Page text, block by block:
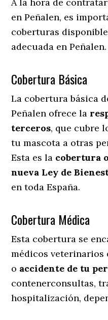
en Peñalen, es
coberturas
adecuada en Peñalen.
Cobertura Básica
La cobertura básica
Peñalen ofrece la
terceros, que cubre
tu mascota a otras
Esta es la cobertura
nueva Ley de
en toda España.
Cobertura Médica
Esta cobertura se
médicos veterinarios
o accidente de tu
contenerconsultas,
hospitalización,